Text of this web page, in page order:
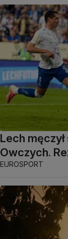
Lech
Owczych.
EUROSPORT